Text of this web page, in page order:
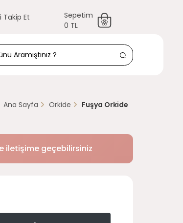
Takip Et
Sepetim
0 TL
Ana Sayfa Orkide Fuşya Orkide
iletişime geçebilirsiniz